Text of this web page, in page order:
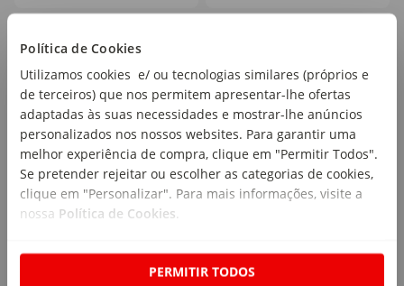
Política de Cookies
Utilizamos cookies e/ ou tecnologias similares (próprios e
de terceiros) que nos permitem apresentar-lhe ofertas
adaptadas às suas necessidades e mostrar-lhe anúncios
personalizados nos nossos websites. Para garantir uma
melhor experiência de compra, clique em "Permitir Todos".
Se pretender rejeitar ou escolher as categorias de cookies,
clique em "Personalizar". Para mais informações, visite a
nossa Política de Cookies.
PERMITIR TODOS
Trela para Cão Azul L
Dashi
Coleira para Cão Bloop S